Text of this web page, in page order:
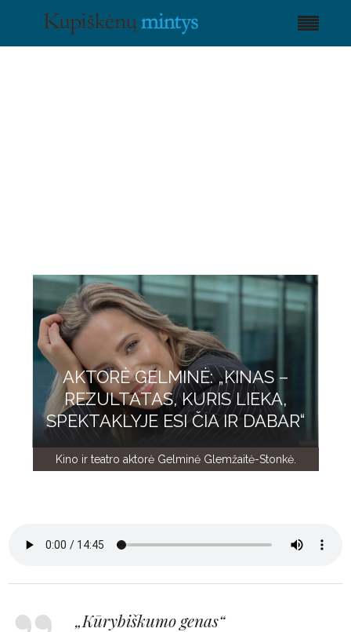
AKTORĖ GELMINĖ: „KINAS –
REZULTATAS, KURIS LIEKA,
SPEKTAKLYJE ESI ČIA IR DABAR“
Kino ir teatro aktorė Gelminė Glemžaitė-Stonkė.
„Kūrybiškumo genas“